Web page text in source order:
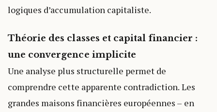
logiques d’accumulation capitaliste.
Théorie des classes et capital financier :
une convergence implicite
Une analyse plus structurelle permet de
comprendre cette apparente contradiction. Les
grandes maisons financières européennes – en